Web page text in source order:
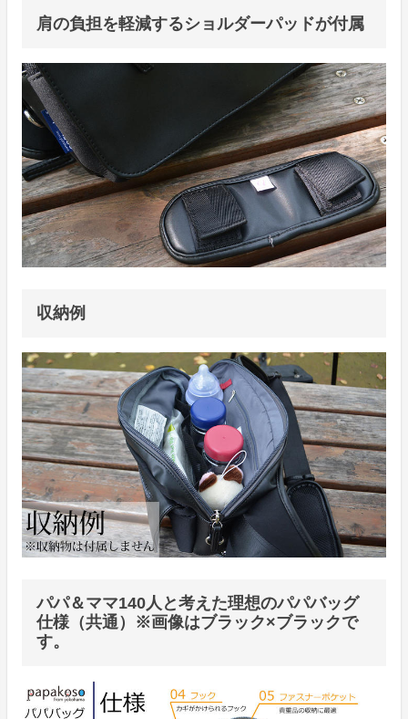
肩の負担を軽減するショルダーパッドが付属
収納例
パパ＆ママ140人と考えた理想のパパバッグ
仕様（共通）※画像はブラック×ブラックで
す。